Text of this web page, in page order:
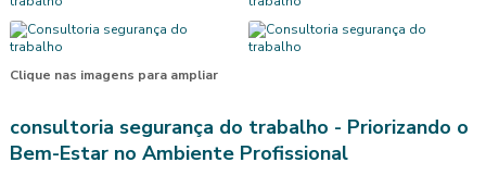
Clique nas imagens para ampliar
consultoria segurança do trabalho - Priorizando o
Bem-Estar no Ambiente Profissional